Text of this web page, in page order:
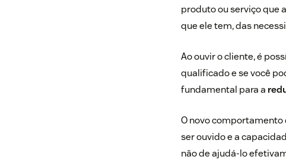
produto ou serviço que
que ele tem, das
Ao ouvir o cliente, é
qualificado e se você
fundamental para a
O novo
ser ouvido e a
não de ajudá-lo